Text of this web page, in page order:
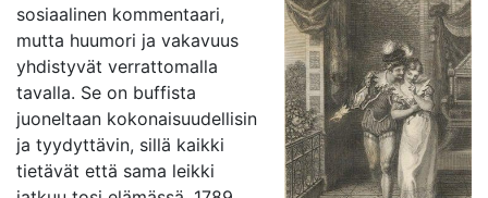
sosiaalinen kommentaari,
mutta huumori ja vakavuus
yhdistyvät verrattomalla
tavalla. Se on buffista
juoneltaan kokonaisuudellisin
ja tyydyttävin, sillä kaikki
tietävät että sama leikki